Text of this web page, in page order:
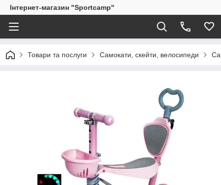
Інтернет-магазин "Sportcamp"
Товари та послуги Самокати, скейти, велосипеди